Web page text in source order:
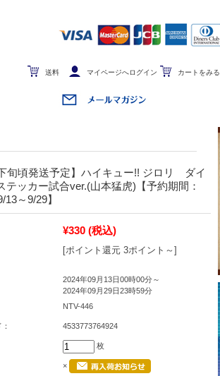
送料 マイページへログイン カートをみる
下旬頃発送予定】ハイキュー!! ジロリ ダイ
テッカー試合ver.(山本猛虎)【予約期間：
13～9/29】
¥330 (税込)
[ポイント還元 3ポイント～]
2024年09月13日00時00分～
2024年09月29日23時59分
NTV-446
4533773764924
枚
×